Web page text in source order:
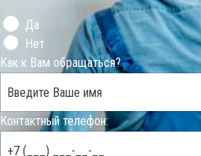
Да
Нет
Как к Вам обращаться?
Контактный телефон: